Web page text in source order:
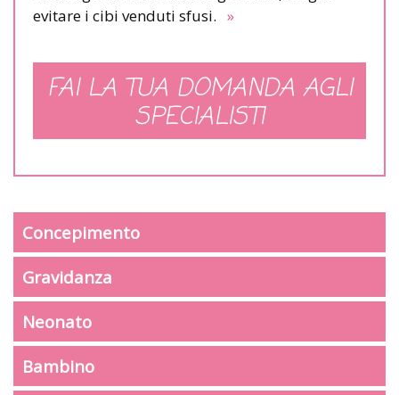
evitare i cibi venduti sfusi. »
FAI LA TUA DOMANDA AGLI
SPECIALISTI
Concepimento
Gravidanza
Neonato
Bambino